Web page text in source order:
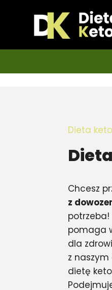
Dieta
Chcesz
z
pomaga
dla
z
dietę